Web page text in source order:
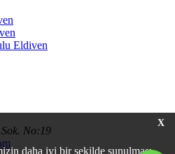
X
daha iyi bir şekilde sunulması
Eldiven
No:19